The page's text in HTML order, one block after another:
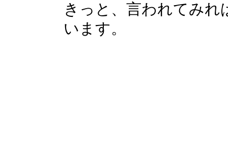
きっと、言われてみれ
います。